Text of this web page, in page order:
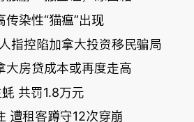
染性“猫瘟”出现
指控陷加拿大投资移民骗局
大房贷成本或再度走高
共罚1.8万元
遭租客蹲守12次穿崩